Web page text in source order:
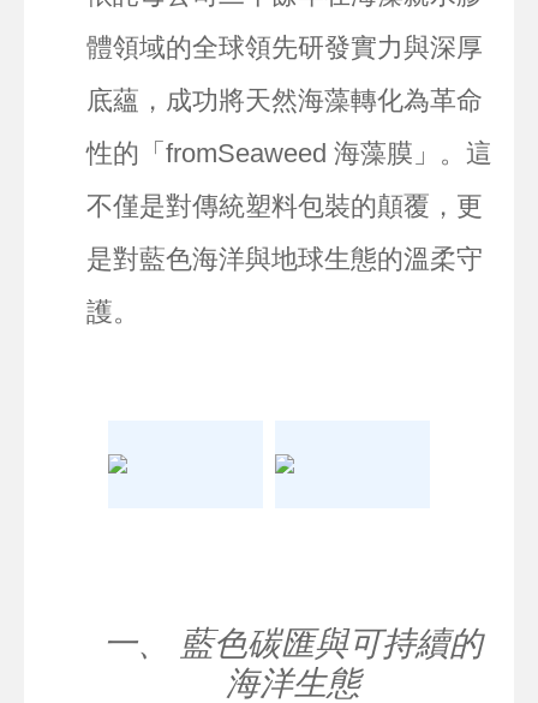
體領域的全球領先研發實力與深厚
底蘊，成功將天然海藻轉化為革命
性的「fromSeaweed 海藻膜」。這
不僅是對傳統塑料包裝的顛覆，更
是對藍色海洋與地球生態的溫柔守
護。
一、 藍色碳匯與可持續的
海洋生態